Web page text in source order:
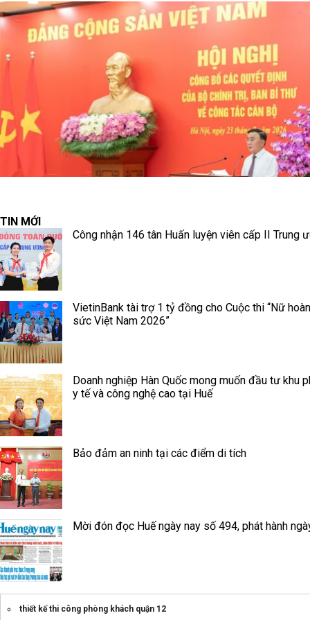
TIN MỚI
Công nhận 146 tân Huấn luyện viên cấp II Trung
VietinBank tài trợ 1 tỷ đồng cho Cuộc thi “Nữ
sức Việt Nam 2026”
Doanh nghiệp Hàn Quốc mong muốn đầu tư khu
y tế và công nghệ cao tại Huế
Bảo đảm an ninh tại các điểm di tích
Mời đón đọc Huế ngày nay số 494, phát hành
thiết kế thi công phòng khách quận 12